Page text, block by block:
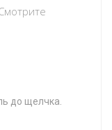
до щелчка.